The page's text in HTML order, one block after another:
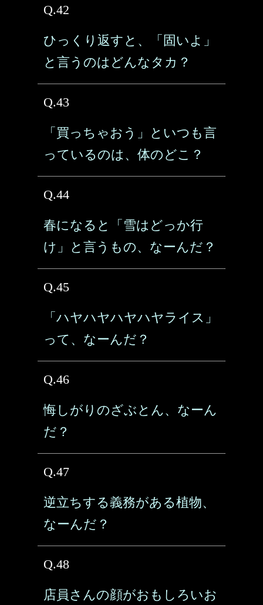
Q.42
ひっくり返すと、「固いよ」
と言うのはどんなタカ？
Q.43
「買っちゃおう」といつも言
っているのは、体のどこ？
Q.44
春になると「雪はどっか行
け」と言うもの、なーんだ？
Q.45
「ハヤハヤハヤハヤライス」
って、なーんだ？
Q.46
悔しがりのざぶとん、なーん
だ？
Q.47
逆立ちする義務がある植物、
なーんだ？
Q.48
店員さんの顔がおもしろいお